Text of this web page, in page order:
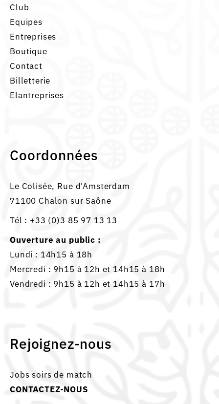
Club
Equipes
Entreprises
Boutique
Contact
Billetterie
Elantreprises
Coordonnées
Le Colisée, Rue d'Amsterdam
71100 Chalon sur Saône
Tél : +33 (0)3 85 97 13 13
Ouverture au public :
Lundi : 14h15 à 18h
Mercredi : 9h15 à 12h et 14h15 à 18h
Vendredi : 9h15 à 12h et 14h15 à 17h
Rejoignez-nous
Jobs soirs de match
CONTACTEZ-NOUS